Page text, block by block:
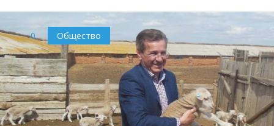
0 Общество